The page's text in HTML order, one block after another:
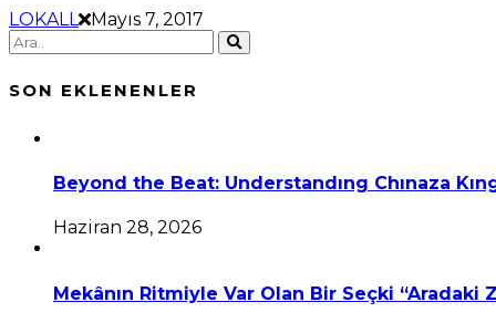
LOKALL Mayıs 7, 2017
SON EKLENENLER
Beyond the Beat: Understandıng Chınaza
Haziran 28, 2026
Mekânın Ritmiyle Var Olan Bir Seçki “Aradaki